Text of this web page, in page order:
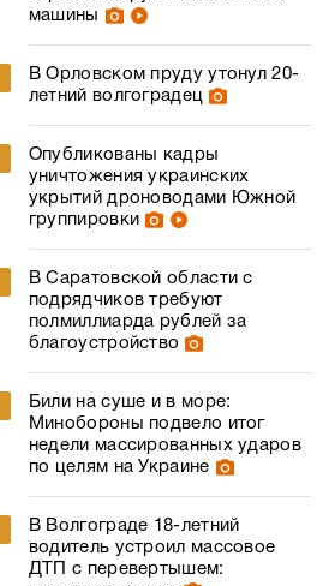
уничтожения украинских
укрытий дроноводами Южной
группировки
В Саратовской области с
подрядчиков требуют
полмиллиарда рублей за
благоустройство
Били на суше и в море:
Минобороны подвело итог
недели массированных ударов
по целям на Украине
В Волгограде 18-летний
водитель устроил массовое
ДТП с перевертышем:
пострадали двое
Волгоградцы стали чаще
жаловаться на блокировки